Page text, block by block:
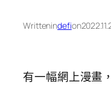
Writtenindefion
有一幅網上漫畫